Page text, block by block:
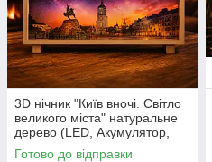
3D нічник "Київ вночі. Світло
великого міста" натуральне
дерево (LED, Акумулятор,
USB Type-C)
Готово до відправки